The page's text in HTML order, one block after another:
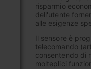
risparmio
dell'utente
alle esigenze
Il sensore è
telecomando
consentendo di
molteplici